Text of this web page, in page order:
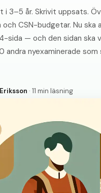
i 3–5 år. Skrivit uppsats.
CSN-budgetar. Nu ska
sida — och den sidan ska
andra nyexaminerade som
· 11 min läsning